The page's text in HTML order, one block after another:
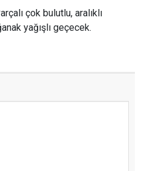
çok bulutlu, aralıklı
yağışlı geçecek.